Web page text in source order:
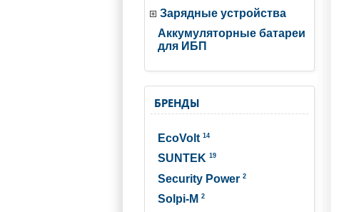
Зарядные устройства
Аккумуляторные батареи
для ИБП
БРЕНДЫ
EcoVolt 14
SUNTEK 19
Security Power 2
Solpi-M 2